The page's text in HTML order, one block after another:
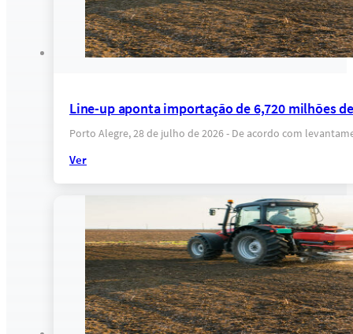
Line-up aponta importação de 6,720 milhões
Porto Alegre, 28 de julho de 2026 - De acordo com
Ver